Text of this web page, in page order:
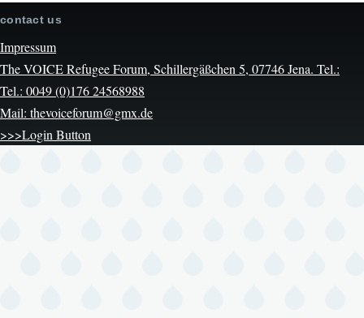
contact us
Impressum
The VOICE Refugee Forum, Schillergäßchen 5, 07746 Jena. Tel.:
Tel.: 0049 (0)176 24568988
Mail: thevoiceforum@gmx.de
>>>Login Button